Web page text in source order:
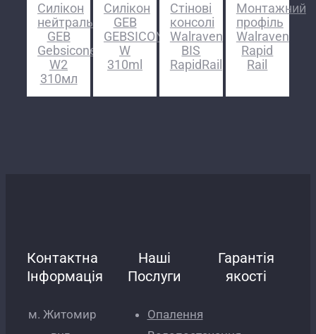
Силікон
нейтральний
GEB
Gebsicone
W2
310мл
Силікон
GEB
GEBSICONE
W
310ml
Стінові
консолі
Walraven
BIS
RapidRail
Монтажний
профіль
Walraven
Rapid
Rail
Контактна
Інформація
м. Житомир
Наші
Послуги
Опалення
Гарантія
якості